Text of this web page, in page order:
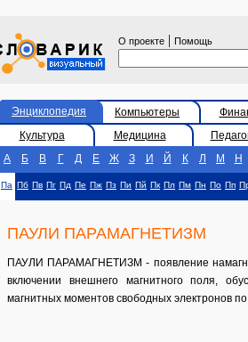
О проекте | Помощь
Энциклопедия Компьютеры
Культура
Медицина
А
Б В Г Д Е Ж З И Й К Л М Н
Па Пб Пв Пг Пд Пе Пж Пз Пи Пй Пк Пл Пм Пн По Пп
ПАУЛИ ПАРАМАГНЕТИЗМ
ПАУЛИ ПАРАМАГНЕТИЗМ - появление
включении внешнего магнитного поля,
магнитных моментов свободных электронов